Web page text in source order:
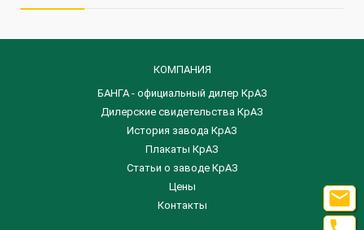
КОМПАНИЯ
БАНГА - официальный дилер КрАЗ
Дилерские свидетельства КрАЗ
История завода КрАЗ
Плакаты КрАЗ
Статьи о заводе КрАЗ
Цены
Контакты
